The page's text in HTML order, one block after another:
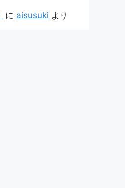
に aisusuki より